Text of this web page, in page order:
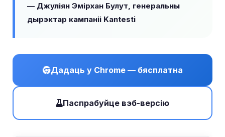
— Джуліян Эмірхан Булут, генеральны
дырэктар кампаніі Kantesti
Дадаць у Chrome — бясплатна
Паспрабуйце вэб-версію